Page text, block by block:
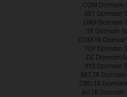
.COM Domain
.NET Domain
.ORG Domain
.TR Domain
.COM.TR
.TOP Domain
.DE Domain
.XYZ Domain
.NET.TR
.ORG.TR
.AV.TR Domain